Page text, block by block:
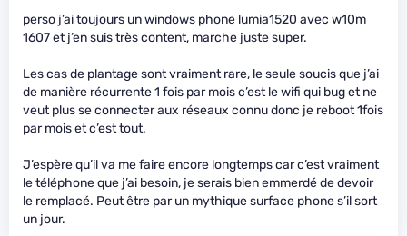
perso j’ai toujours un windows phone lumia1520 avec w10m
1607 et j’en suis très content, marche juste super.
Les cas de plantage sont vraiment rare, le seule soucis que j’ai
de manière récurrente 1 fois par mois c’est le wifi qui bug et ne
veut plus se connecter aux réseaux connu donc je reboot 1fois
par mois et c’est tout.
J’espère qu’il va me faire encore longtemps car c’est vraiment
le téléphone que j’ai besoin, je serais bien emmerdé de devoir
le remplacé. Peut être par un mythique surface phone s’il sort
un jour.